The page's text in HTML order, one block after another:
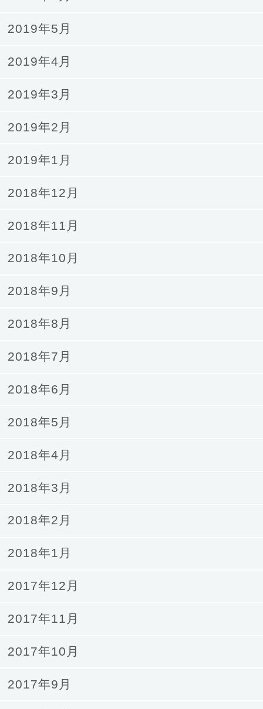
2019年5月
2019年4月
2019年3月
2019年2月
2019年1月
2018年12月
2018年11月
2018年10月
2018年9月
2018年8月
2018年7月
2018年6月
2018年5月
2018年4月
2018年3月
2018年2月
2018年1月
2017年12月
2017年11月
2017年10月
2017年9月